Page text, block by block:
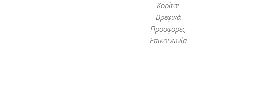
Κορίτσι
Βρεφικά
Προσφορές
Επικοινωνία